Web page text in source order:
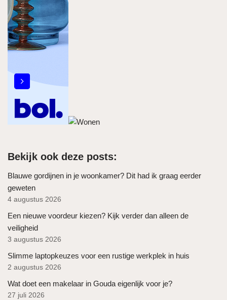
Bekijk ook deze posts:
Blauwe gordijnen in je woonkamer? Dit had ik graag eerder
geweten
4 augustus 2026
Een nieuwe voordeur kiezen? Kijk verder dan alleen de
veiligheid
3 augustus 2026
Slimme laptopkeuzes voor een rustige werkplek in huis
2 augustus 2026
Wat doet een makelaar in Gouda eigenlijk voor je?
27 juli 2026